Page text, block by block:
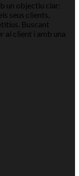
un objectiu clar:
seus clients,
Buscant
al client i amb una